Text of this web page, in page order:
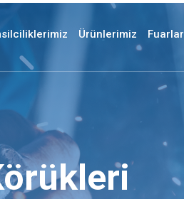
Ürünlerimiz Fuarlar